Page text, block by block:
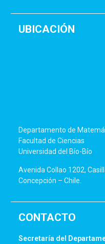
UBICACIÓN
Departamento de
Facultad de Ciencias
Universidad del Bío-Bío
Avenida Collao 1202,
Concepción – Chile.
CONTACTO
Secretaría del